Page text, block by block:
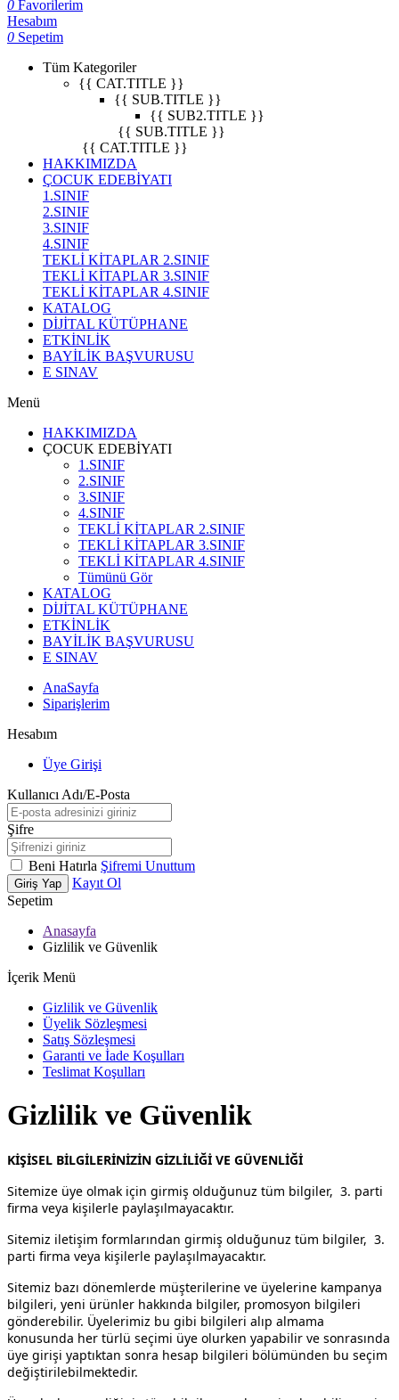
0 Favorilerim
Hesabım
0 Sepetim
Tüm Kategoriler
{{ CAT.TITLE }}
{{ SUB.TITLE }}
{{ SUB2.TITLE }}
{{ SUB.TITLE }}
{{ CAT.TITLE }}
HAKKIMIZDA
ÇOCUK EDEBİYATI
1.SINIF
2.SINIF
3.SINIF
4.SINIF
TEKLİ KİTAPLAR 2.SINIF
TEKLİ KİTAPLAR 3.SINIF
TEKLİ KİTAPLAR 4.SINIF
KATALOG
DİJİTAL KÜTÜPHANE
ETKİNLİK
BAYİLİK BAŞVURUSU
E SINAV
Menü
HAKKIMIZDA
ÇOCUK EDEBİYATI
1.SINIF
2.SINIF
3.SINIF
4.SINIF
TEKLİ KİTAPLAR 2.SINIF
TEKLİ KİTAPLAR 3.SINIF
TEKLİ KİTAPLAR 4.SINIF
Tümünü Gör
KATALOG
DİJİTAL KÜTÜPHANE
ETKİNLİK
BAYİLİK BAŞVURUSU
E SINAV
AnaSayfa
Siparişlerim
Hesabım
Üye Girişi
Kullanıcı Adı/E-Posta
Şifre
Beni Hatırla Şifremi Unuttum
Giriş Yap
Kayıt Ol
Sepetim
Anasayfa
Gizlilik ve Güvenlik
İçerik Menü
Gizlilik ve Güvenlik
Üyelik Sözleşmesi
Satış Sözleşmesi
Garanti ve İade Koşulları
Teslimat Koşulları
Gizlilik ve Güvenlik
KİŞİSEL BİLGİLERİNİZİN GİZLİLİĞİ VE GÜVENLİĞİ
Sitemize üye olmak için girmiş olduğunuz tüm bilgiler, 3. parti
firma veya kişilerle paylaşılmayacaktır.
Sitemiz iletişim formlarından girmiş olduğunuz tüm bilgiler, 3.
parti firma veya kişilerle paylaşılmayacaktır.
Sitemiz bazı dönemlerde müşterilerine ve üyelerine kampanya
bilgileri, yeni ürünler hakkında bilgiler, promosyon bilgileri
gönderebilir. Üyelerimiz bu gibi bilgileri alıp almama
konusunda her türlü seçimi üye olurken yapabilir ve sonrasında
üye girişi yaptıktan sonra hesap bilgileri bölümünden bu seçim
değiştirilebilmektedir.